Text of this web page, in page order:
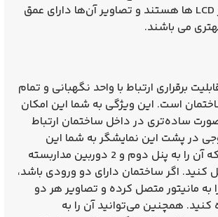
LED ها به روزتر از LCD ها هستند و تصاویر آن‌ها دارای عمق
می‌ باشند.
برقراری ارتباط با واحد نگهبانی و تمام
است. این ویژگی به شما این امکان
ساده‌تری در داخل ساختمان ارتباط
کنید. 3 خروجی در پشت این نمایشگر به شما این
امکان را می‌دهد که آن را به پنل دوم و 2 دوربین مداربسته
اگر ساختمان دارای دو ورودی باشد،
به مانیتور متصل کرده و تصاویر هر دو
همچنین می‌توانید آن را به